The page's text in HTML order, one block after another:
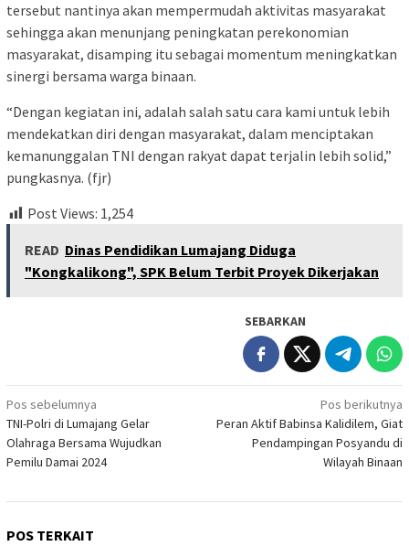
tersebut nantinya akan mempermudah aktivitas masyarakat
sehingga akan menunjang peningkatan perekonomian
masyarakat, disamping itu sebagai momentum meningkatkan
sinergi bersama warga binaan.
“Dengan kegiatan ini, adalah salah satu cara kami untuk lebih
mendekatkan diri dengan masyarakat, dalam menciptakan
kemanunggalan TNI dengan rakyat dapat terjalin lebih solid,”
pungkasnya. (fjr)
Post Views: 1,254
READ Dinas Pendidikan Lumajang Diduga
"Kongkalikong", SPK Belum Terbit Proyek Dikerjakan
SEBARKAN
Navigasi
pos
Pos sebelumnya
TNI-Polri di Lumajang Gelar
Olahraga Bersama Wujudkan
Pemilu Damai 2024
Pos berikutnya
Peran Aktif Babinsa Kalidilem, Giat
Pendampingan Posyandu di
Wilayah Binaan
POS TERKAIT